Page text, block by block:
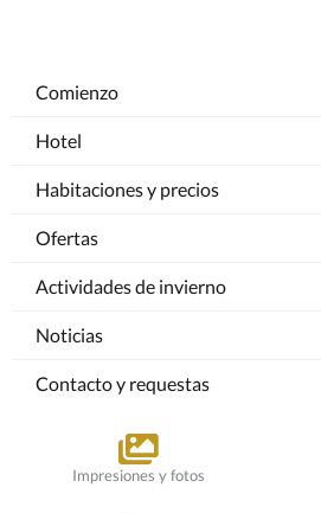
Comienzo
Hotel
Habitaciones y precios
Ofertas
Actividades de invierno
Noticias
Contacto y requestas
Impresiones y fotos